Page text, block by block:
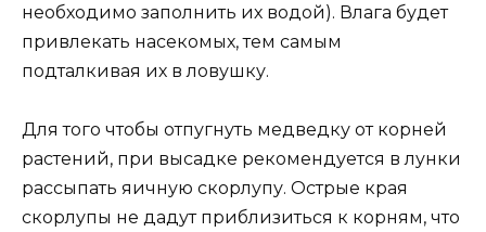
необходимо заполнить их водой). Влага будет
привлекать насекомых, тем самым
подталкивая их в ловушку.
Для того чтобы отпугнуть медведку от корней
растений, при высадке рекомендуется в лунки
рассыпать яичную скорлупу. Острые края
скорлупы не дадут приблизиться к корням, что